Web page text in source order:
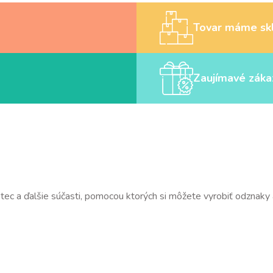
Tovar máme
Zaujímavé
a ďalšie súčasti, pomocou ktorých si môžete vyrobiť